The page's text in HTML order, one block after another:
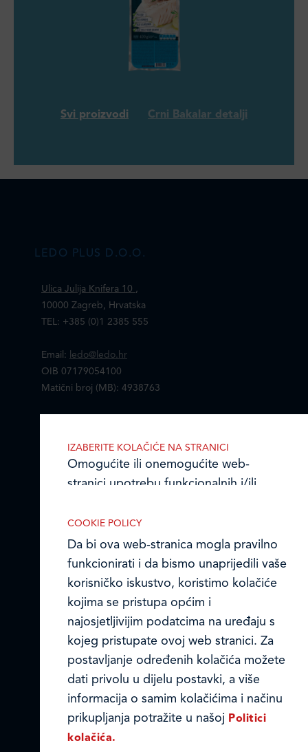
Svi proizvodi Crni Bakalar detalji
LEDO PLUS D.O.O.
Ulica Julija Knifera 10 ,
10000 Zagreb, Hrvatska
TEL: +385 (0)1 2385 555
Email:
ledo@ledo.hr
OIB 07179054100
Matični broj (MB): 4938763
Ledo u inozemstvu
Online formular
Privacy notice and Cookies
© LEDO plus d.o.o. 2026.
COOKIE POLICY
Da bi ova web-stranica mogla pravilno
funkcionirati i da bismo unaprijedili vaše
korisničko iskustvo, koristimo kolačiće
kojima se pristupa općim i
najosjetljivijim podatcima na uređaju s
kojeg pristupate ovoj web stranici. Za
postavljanje određenih kolačića možete
dati privolu u dijelu postavki, a više
informacija o samim kolačićima i načinu
prikupljanja potražite u našoj Politici
kolačića.
IZABERITE KOLAČIĆE NA STRANICI
Omogućite ili onemogućite web-
stranici upotrebu funkcionalnih i/ili
Nužni (tehnički) kolačići
Nužni kolačići omogućuju osnovne
funkcionalnosti. Bez ovih kolačića, web-
stranica ne može pravilno funkcionirati,
a isključiti ih možete mijenjanjem
postavki u svome web-pregledniku.